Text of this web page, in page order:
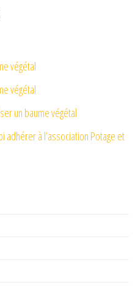
végétal
végétal
un baume végétal
adhérer à l’association Potage et